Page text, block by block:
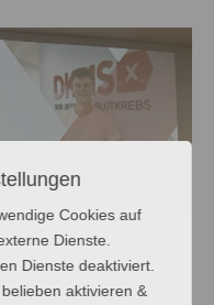
Cookies auf
Dienste.
Dienste deaktiviert.
aktivieren &